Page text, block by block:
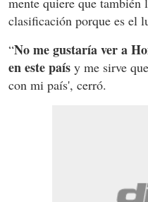
clasificación porque es el
“No me gustaría ver a
en este país y me sirve
con mi país', cerró.